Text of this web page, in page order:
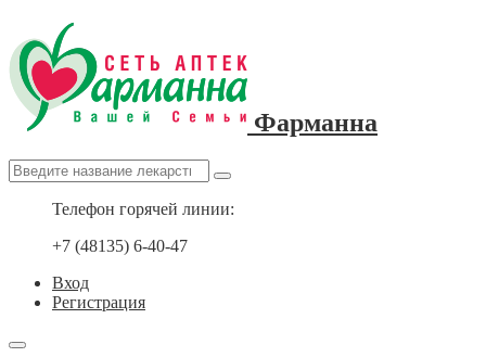
Фарманна
Телефон горячей линии:
+7 (48135) 6-40-47
Вход
Регистрация